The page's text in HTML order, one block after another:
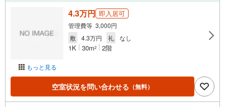
もっと見る
4.3万円 即入居可
管理費等 3,000円
敷
4.3万円 礼 なし
1K 30m2 2階
空室状況を問い合わせる （無料）